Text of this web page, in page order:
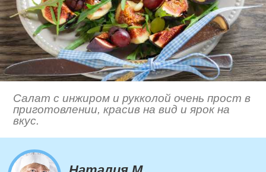
Салат с инжиром и рукколой очень прост в
приготовлении, красив на вид и ярок на
вкус.